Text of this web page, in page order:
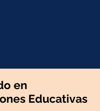
en
Educativas